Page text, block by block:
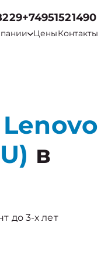
+74951521490
ЦеныКонтакты
в
до 3-х лет